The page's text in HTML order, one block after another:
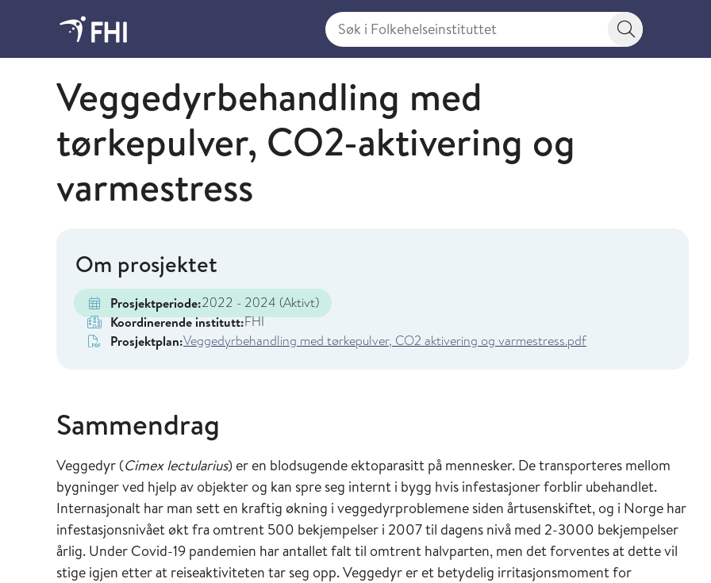
Søk i Folkehelseinstituttet
Søkeknapp
Folkehelseinstituttet
Veggedyrbehandling med
tørkepulver, CO2-aktivering og
varmestress
Om prosjektet
Prosjektperiode:2022 - 2024 (Aktivt)
Koordinerende institutt:FHI
Prosjektplan:Veggedyrbehandling med tørkepulver, CO2 aktivering og varmestress.pdf
Sammendrag
Veggedyr (Cimex lectularius) er en blodsugende ektoparasitt på mennesker. De transporteres mellom
bygninger ved hjelp av objekter og kan spre seg internt i bygg hvis infestasjoner forblir ubehandlet.
Internasjonalt har man sett en kraftig økning i veggedyrproblemene siden årtusenskiftet, og i Norge har
infestasjonsnivået økt fra omtrent 500 bekjempelser i 2007 til dagens nivå med 2-3000 bekjempelser
årlig. Under Covid-19 pandemien har antallet falt til omtrent halvparten, men det forventes at dette vil
stige igjen etter at reiseaktiviteten tar seg opp. Veggedyr er et betydelig irritasjonsmoment for